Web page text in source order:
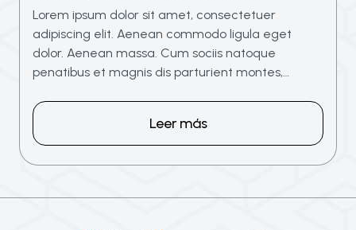
Lorem ipsum dolor sit amet, consectetuer
adipiscing elit. Aenean commodo ligula eget
dolor. Aenean massa. Cum sociis natoque
penatibus et magnis dis parturient montes,…
Leer más